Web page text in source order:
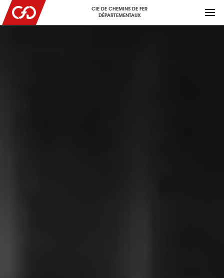
CIE DE CHEMINS DE FER
DÉPARTEMENTAUX